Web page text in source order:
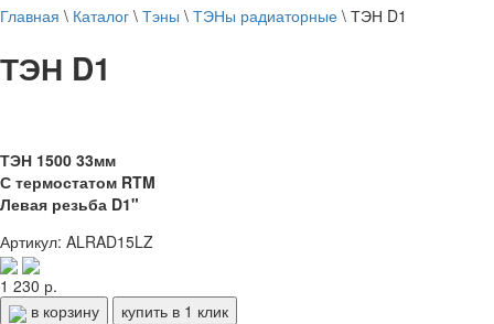
Главная \ Каталог \ Тэны \ ТЭНы радиаторные \ ТЭН D1
ТЭН D1
ТЭН 1500 33мм
С термостатом RTM
Левая резьба D1"
Артикул: ALRAD15LZ
1 230 р.
в корзину
купить в 1 клик